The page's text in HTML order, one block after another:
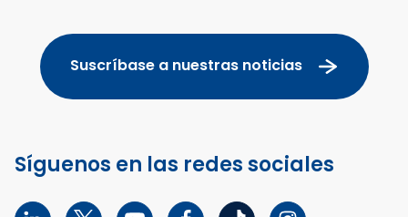
Suscríbase a nuestras noticias
Síguenos en las redes sociales